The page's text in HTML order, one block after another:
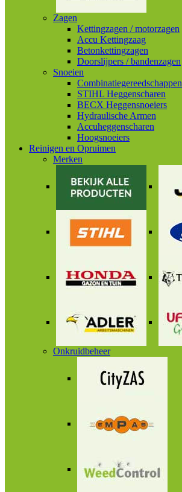
Zagen
Kettingzagen / motorzagen
Accu Kettingzaag
Betonkettingzagen
Doorslijpers / bandenzagen
Snoeien
Combinatiegereedschappen
STIHL Heggenscharen
BECX Heggensnoeiers
Hydraulische Armen
Accuheggenscharen
Hoogsnoeiers
Reinigen en Opruimen
Merken
Onkruidbeheer